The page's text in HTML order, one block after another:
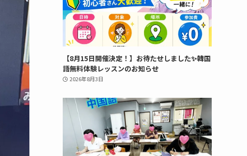
【8月15日開催決定！】お待たせしました✨韓国
語無料体験レッスンのお知らせ
2026年8月3日